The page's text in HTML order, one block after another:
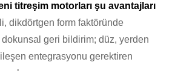
titreşim motorları şu avantajları
dikdörtgen form faktöründe
dokunsal geri bildirim; düz, yerden
entegrasyonu gerektiren